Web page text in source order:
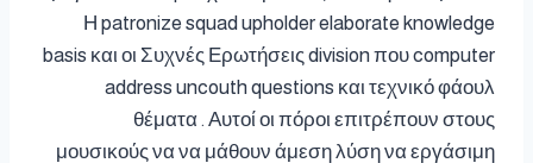
Η patronize squad upholder elaborate knowledge
basis και οι Συχνές Ερωτήσεις division που computer
address uncouth questions και τεχνικό φάουλ
θέματα . Αυτοί οι πόροι επιτρέπουν στους
μουσικούς να να μάθουν άμεση λύση να εργάσιμη